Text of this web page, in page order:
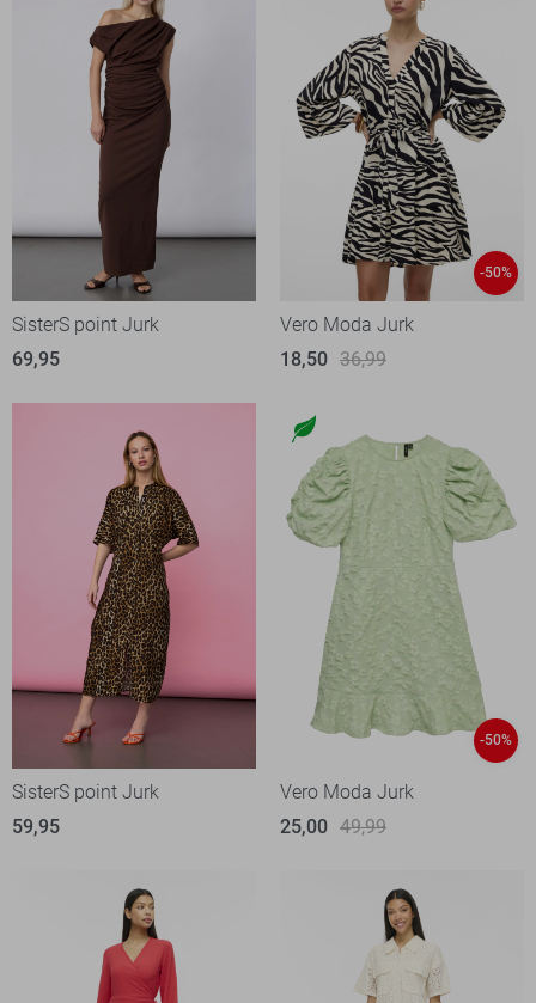
SisterS point Jurk
69,95
-50%
Vero Moda Jurk
18,50 36,99
SisterS point Jurk
59,95
-50%
Vero Moda Jurk
25,00 49,99